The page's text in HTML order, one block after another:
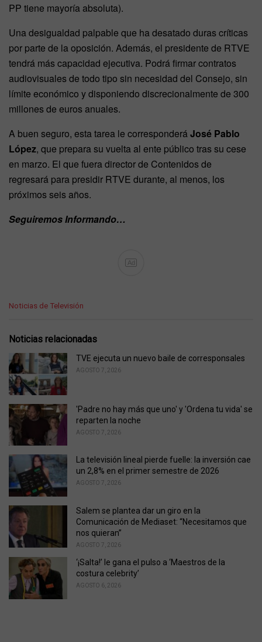
PP tiene mayoría absoluta).
Una desigualdad palpable que ha desatado duras críticas
por parte de la oposición. Además, el presidente de RTVE
tendrá más capacidad ejecutiva. Podrá firmar contratos
audiovisuales de todo tipo sin necesidad del Consejo, sin
límite económico y disponiendo discrecionalmente de 300
millones de euros anuales.
A buen seguro, esta tarea le corresponderá José Pablo
López, que prepara su vuelta al ente público tras su cese
en marzo. El que fuera director de Contenidos de
regresará para presidir RTVE durante, al menos, los
próximos seis años.
Seguiremos Informando…
Ad
C
e
o
r
i
e
:
Noticias de Televisión
Noticias relacionadas
TVE ejecuta un nuevo baile de corresponsales
AGOSTO 7, 2026
'Padre no hay más que uno' y 'Ordena tu vida' se
reparten la noche
AGOSTO 7, 2026
La televisión lineal pierde fuelle: la inversión cae
un 2,8% en el primer semestre de 2026
AGOSTO 7, 2026
Salem se plantea dar un giro en la
Comunicación de Mediaset: “Necesitamos que
nos quieran”
AGOSTO 7, 2026
‘¡Salta!’ le gana el pulso a ‘Maestros de la
costura celebrity’
AGOSTO 6, 2026